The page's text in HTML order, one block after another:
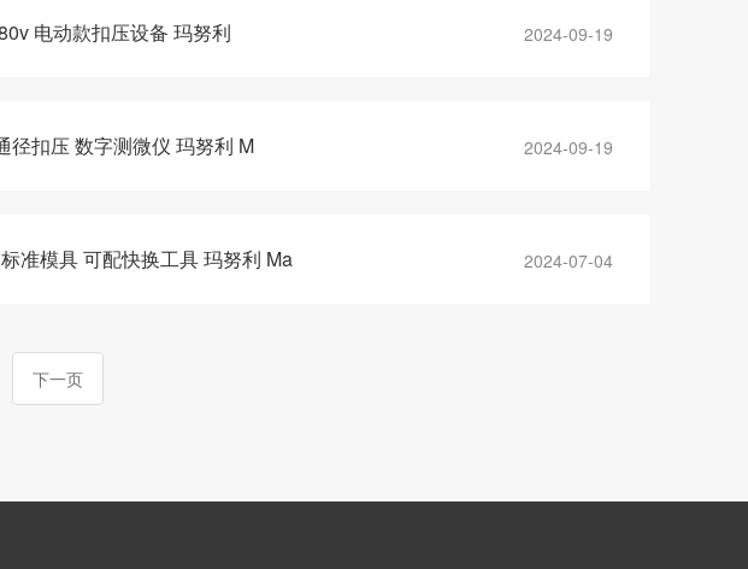
电动款扣压设备 玛努利 2024-09-19
径扣压 数字测微仪 玛努利 M 2024-09-19
准模具 可配快换工具 玛努利 Ma 2024-07-04
下一页